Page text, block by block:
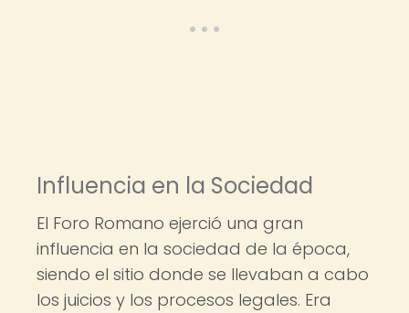
Influencia en la Sociedad
El Foro Romano ejerció una gran
influencia en la sociedad de la época,
siendo el sitio donde se llevaban a cabo
los juicios y los procesos legales. Era